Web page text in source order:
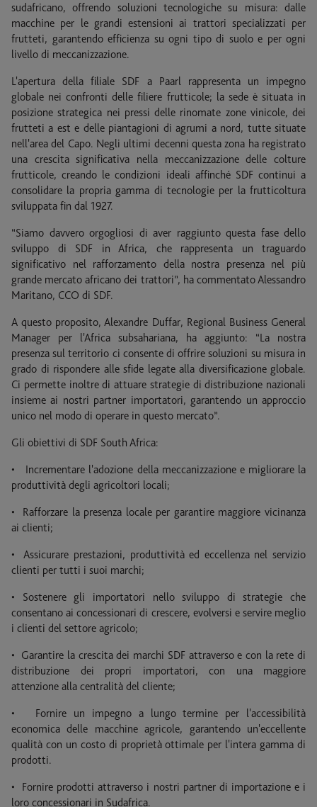
1/ 1
sudafricano, offrendo soluzioni tecnologiche su misura: dalle
macchine per le grandi estensioni ai trattori specializzati per
frutteti, garantendo efficienza su ogni tipo di suolo e per ogni
livello di meccanizzazione.
L'apertura della filiale SDF a Paarl rappresenta un impegno
globale nei confronti delle filiere frutticole; la sede è situata in
posizione strategica nei pressi delle rinomate zone vinicole, dei
frutteti a est e delle piantagioni di agrumi a nord, tutte situate
nell'area del Capo. Negli ultimi decenni questa zona ha registrato
una crescita significativa nella meccanizzazione delle colture
frutticole, creando le condizioni ideali affinché SDF continui a
consolidare la propria gamma di tecnologie per la frutticoltura
sviluppata fin dal 1927.
“Siamo davvero orgogliosi di aver raggiunto questa fase dello
sviluppo di SDF in Africa, che rappresenta un traguardo
significativo nel rafforzamento della nostra presenza nel più
grande mercato africano dei trattori”, ha commentato Alessandro
Maritano, CCO di SDF.
A questo proposito, Alexandre Duffar, Regional Business General
Manager per l'Africa subsahariana, ha aggiunto: “La nostra
presenza sul territorio ci consente di offrire soluzioni su misura in
grado di rispondere alle sfide legate alla diversificazione globale.
Ci permette inoltre di attuare strategie di distribuzione nazionali
insieme ai nostri partner importatori, garantendo un approccio
unico nel modo di operare in questo mercato”.
Gli obiettivi di SDF South Africa:
• Incrementare l'adozione della meccanizzazione e migliorare la
produttività degli agricoltori locali;
• Rafforzare la presenza locale per garantire maggiore vicinanza
ai clienti;
• Assicurare prestazioni, produttività ed eccellenza nel servizio
clienti per tutti i suoi marchi;
• Sostenere gli importatori nello sviluppo di strategie che
consentano ai concessionari di crescere, evolversi e servire meglio
i clienti del settore agricolo;
• Garantire la crescita dei marchi SDF attraverso e con la rete di
distribuzione dei propri importatori, con una maggiore
attenzione alla centralità del cliente;
• Fornire un impegno a lungo termine per l'accessibilità
economica delle macchine agricole, garantendo un'eccellente
qualità con un costo di proprietà ottimale per l'intera gamma di
prodotti.
• Fornire prodotti attraverso i nostri partner di importazione e i
loro concessionari in Sudafrica.